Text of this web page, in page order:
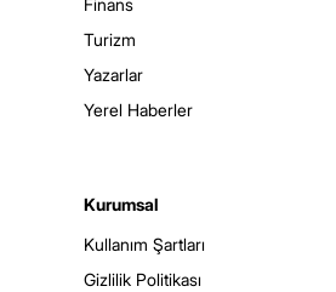
Finans
Turizm
Yazarlar
Yerel Haberler
Kurumsal
Kullanım Şartları
Gizlilik Politikası